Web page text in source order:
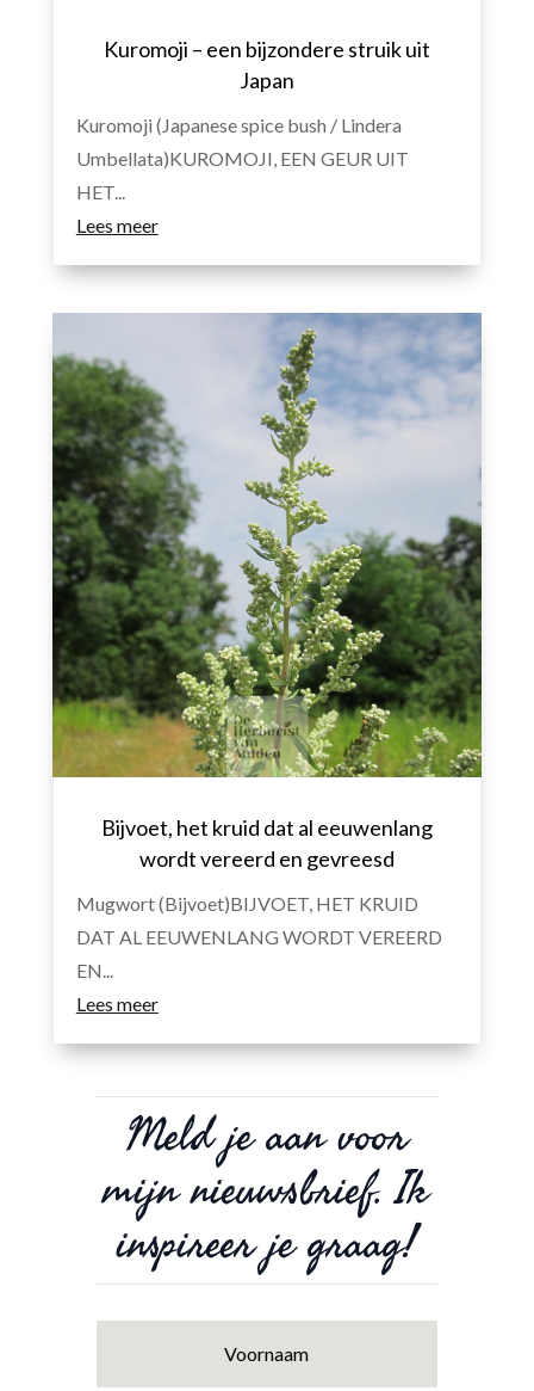
Kuromoji – een bijzondere struik uit
Japan
Kuromoji (Japanese spice bush / Lindera
Umbellata)KUROMOJI, EEN GEUR UIT
HET...
Lees meer
Bijvoet, het kruid dat al eeuwenlang
wordt vereerd en gevreesd
Mugwort (Bijvoet)BIJVOET, HET KRUID
DAT AL EEUWENLANG WORDT VEREERD
EN...
Lees meer
Meld je aan voor
mijn nieuwsbrief. Ik
inspireer je graag!